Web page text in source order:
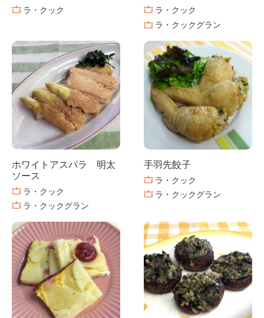
ラ・クック
ラ・クック
ラ・クックグラン
ホワイトアスパラ 明太
ソース
ラ・クック
ラ・クックグラン
手羽先餃子
ラ・クック
ラ・クックグラン